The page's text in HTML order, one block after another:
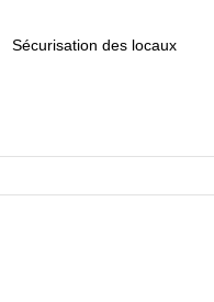
Sécurisation des locaux